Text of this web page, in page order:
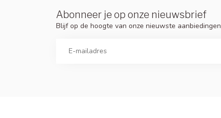
Abonneer je op onze nieuwsbrief
Blijf op de hoogte van onze nieuwste aanbiedingen